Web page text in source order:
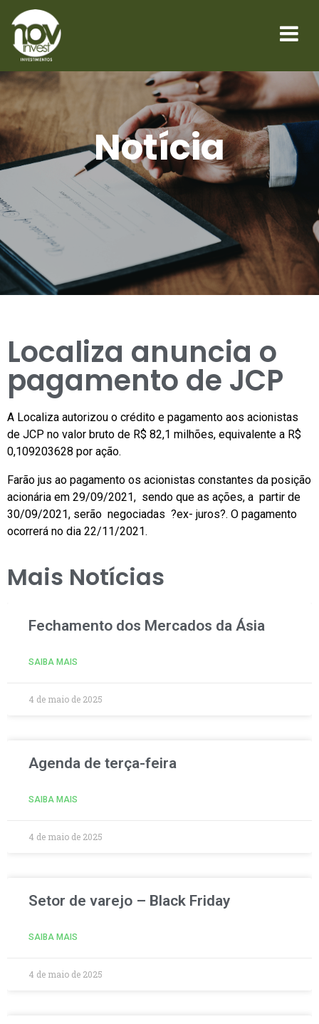
Notícia
Localiza anuncia o
pagamento de JCP
A Localiza autorizou o crédito e pagamento aos acionistas
de JCP no valor bruto de R$ 82,1 milhões, equivalente a R$
0,109203628 por ação.
Farão jus ao pagamento os acionistas constantes da posição
acionária em 29/09/2021, sendo que as ações, a partir de
30/09/2021, serão negociadas ?ex- juros?. O pagamento
ocorrerá no dia 22/11/2021.
Mais Notícias
Fechamento dos Mercados da Ásia
SAIBA MAIS
4 de maio de 2025
Agenda de terça-feira
SAIBA MAIS
4 de maio de 2025
Setor de varejo – Black Friday
SAIBA MAIS
4 de maio de 2025